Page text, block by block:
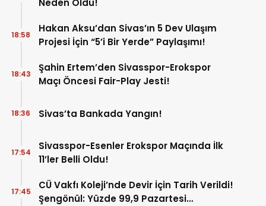
Neden Oldu!
Hakan Aksu’dan Sivas’ın 5 Dev Ulaşım
Projesi İçin “5’i Bir Yerde” Paylaşımı!
18:58
Şahin Ertem’den Sivasspor-Erokspor
Maçı Öncesi Fair-Play Jesti!
18:43
Sivas’ta Bankada Yangın!
18:36
Sivasspor-Esenler Erokspor Maçında İlk
11’ler Belli Oldu!
17:54
CÜ Vakfı Koleji’nde Devir İçin Tarih Verildi!
Şengönül: Yüzde 99,9 Pazartesi
17:45